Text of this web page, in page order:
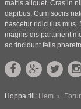
mattis aliquet. Cras in
dapibus. Cum sociis
nascetur ridiculus mus.
magnis dis parturient
ac tincidunt felis
Hoppa till: Hem